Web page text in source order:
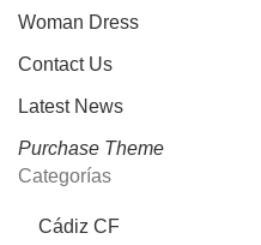
Woman Dress
Contact Us
Latest News
Purchase Theme
Categorías
Cádiz CF